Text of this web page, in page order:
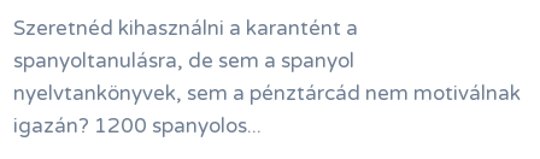
Szeretnéd kihasználni a karantént a
spanyoltanulásra, de sem a spanyol
nyelvtankönyvek, sem a pénztárcád nem motiválnak
igazán? 1200 spanyolos...